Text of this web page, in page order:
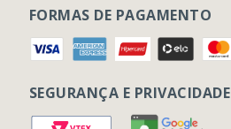
FORMAS DE PAGAMENTO
SEGURANÇA E PRIVACIDADE